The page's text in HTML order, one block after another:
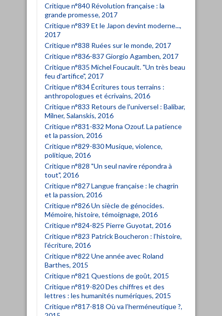
Critique n°840 Révolution française : la
grande promesse, 2017
Critique n°839 Et le Japon devint moderne...,
2017
Critique n°838 Ruées sur le monde, 2017
Critique n°836-837 Giorgio Agamben, 2017
Critique n°835 Michel Foucault. "Un très beau
feu d'artifice", 2017
Critique n°834 Écritures tous terrains :
anthropologues et écrivains, 2016
Critique n°833 Retours de l'universel : Balibar,
Milner, Salanskis, 2016
Critique n°831-832 Mona Ozouf. La patience
et la passion, 2016
Critique n°829-830 Musique, violence,
politique, 2016
Critique n°828 "Un seul navire répondra à
tout", 2016
Critique n°827 Langue française : le chagrin
et la passion, 2016
Critique n°826 Un siècle de génocides.
Mémoire, histoire, témoignage, 2016
Critique n°824-825 Pierre Guyotat, 2016
Critique n°823 Patrick Boucheron : l’histoire,
l’écriture, 2016
Critique n°822 Une année avec Roland
Barthes, 2015
Critique n°821 Questions de goût, 2015
Critique n°819-820 Des chiffres et des
lettres : les humanités numériques, 2015
Critique n°817-818 Où va l’herméneutique ?,